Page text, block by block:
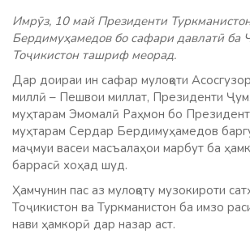
Имрӯз, 10 май Президенти
Бердимуҳамедов бо сафари давлатӣ ба
Тоҷикистон ташриф меорад.
Дар доираи ин сафар мулоқоти
миллӣ – Пешвои миллат, Президенти
муҳтарам Эмомалӣ Раҳмон бо
муҳтарам Сердар Бердимуҳамедов
маҷмуи васеи масъалаҳои марбут ба
баррасӣ хоҳад шуд.
Ҳамчунин пас аз мулоқоту музокироти
Тоҷикистон ва Туркманистон ба имзо
нави ҳамкорӣ дар назар аст.